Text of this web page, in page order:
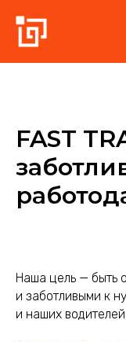
FAST
Наша цель — быть
и заботливыми к
и наших водителей.